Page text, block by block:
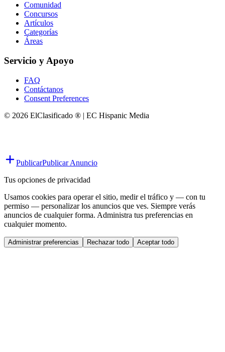
Comunidad
Concursos
Artículos
Categorías
Áreas
Servicio y Apoyo
FAQ
Contáctanos
Consent Preferences
© 2026 ElClasificado ® | EC Hispanic Media
PublicarPublicar Anuncio
Tus opciones de privacidad
Usamos cookies para operar el sitio, medir el tráfico y — con tu
permiso — personalizar los anuncios que ves. Siempre verás
anuncios de cualquier forma. Administra tus preferencias en
cualquier momento.
Administrar preferencias Rechazar todo Aceptar todo